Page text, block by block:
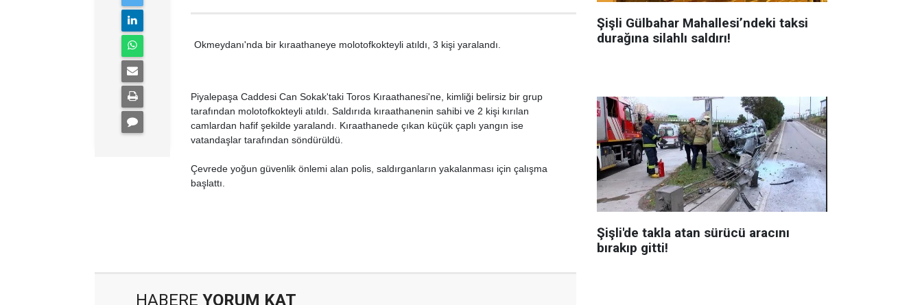
Okmeydanı'nda bir kıraathaneye molotofkokteyli atıldı, 3 kişi yaralandı.
Piyalepaşa Caddesi Can Sokak'taki Toros Kıraathanesi'ne, kimliği belirsiz bir grup
tarafından molotofkokteyli atıldı. Saldırıda kıraathanenin sahibi ve 2 kişi kırılan
camlardan hafif şekilde yaralandı. Kıraathanede çıkan küçük çaplı yangın ise
vatandaşlar tarafından söndürüldü.
Çevrede yoğun güvenlik önlemi alan polis, saldırganların yakalanması için çalışma
başlattı.
HABERE YORUM KAT
Şişli Gülbahar Mahallesi’ndeki taksi
durağına silahlı saldırı!
Şişli'de takla atan sürücü aracını
bırakıp gitti!